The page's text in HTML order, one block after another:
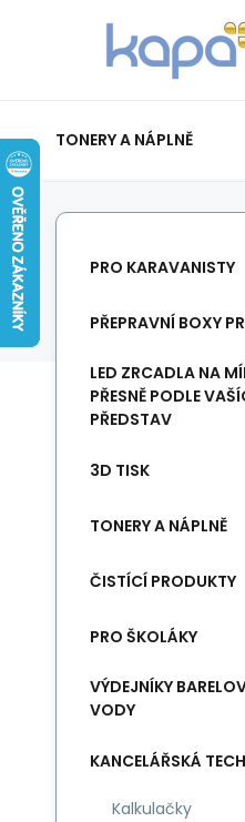
TONERY A NÁPLNĚ
PAPÍR-ETIKETY-BLOKY-
PRO KARAVANISTY
PŘEPRAVNÍ BOXY
LED ZRCADLA NA
PŘESNĚ PODLE
PŘEDSTAV
3D TISK
TONERY A NÁPLNĚ
ČISTÍCÍ PRODUKTY
PRO ŠKOLÁKY
VÝDEJNÍKY
VODY
KANCELÁŘSKÁ
Kalkulačky